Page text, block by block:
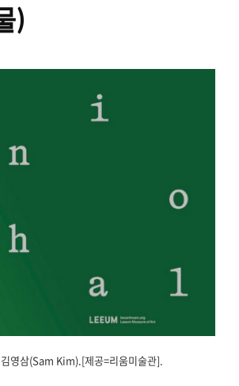
)
영삼(Sam Kim).[제공=리움미술관].